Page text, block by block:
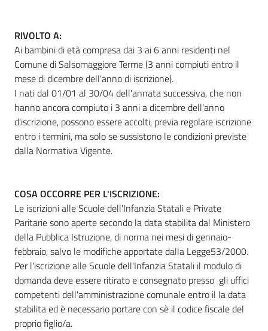
RIVOLTO A:
Ai bambini di età compresa dai 3 ai 6 anni residenti nel
Comune di Salsomaggiore Terme (3 anni compiuti entro il
mese di dicembre dell'anno di iscrizione).
I nati dal 01/01 al 30/04 dell'annata successiva, che non
hanno ancora compiuto i 3 anni a dicembre dell'anno
d'iscrizione, possono essere accolti, previa regolare iscrizione
entro i termini, ma solo se sussistono le condizioni previste
dalla Normativa Vigente.
COSA OCCORRE PER L'ISCRIZIONE:
Le iscrizioni alle Scuole dell'Infanzia Statali e Private
Paritarie sono aperte secondo la data stabilita dal Ministero
della Pubblica Istruzione, di norma nei mesi di gennaio-
febbraio, salvo le modifiche apportate dalla Legge53/2000.
Per l'iscrizione alle Scuole dell'Infanzia Statali il modulo di
domanda deve essere ritirato e consegnato presso gli uffici
competenti dell'amministrazione comunale entro il la data
stabilita ed è necessario portare con sè il codice fiscale del
proprio figlio/a.